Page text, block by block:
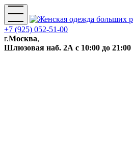
+7 (925) 052-51-00
г.Москва,
Шлюзовая наб. 2А с 10:00 до 21:00